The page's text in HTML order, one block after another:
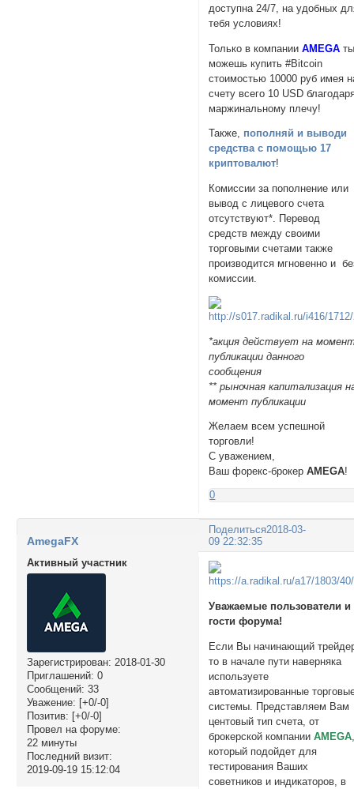
доступна 24/7, на удобных
тебя условиях!
Только в компанииAMEGA
можешь купить #Bitcoin
стоимостью 10000 руб имея
счету всего 10 USD
маржинальному плечу!
Также, пополняй и выводи
средства с помощью 17
криптовалют!
Комиссии за пополнение или
вывод с лицевого счета
отсутствуют*. Перевод
средств между своими
торговыми счетами также
производится мгновенно и
комиссии.
*акция действует на
публикации данного
сообщения
** рыночная капитализация
момент публикации
Желаем всем успешной
торговли!
С уважением,
Ваш форекс-брокерAMEGA!
0
Поделиться2018-03-
09 22:32:35
AmegaFX
Активный участник
Зарегистрирован: 2018-01-30
Приглашений: 0
Сообщений: 33
Уважение: [+0/-0]
Позитив: [+0/-0]
Провел на форуме:
22 минуты
Последний визит:
2019-09-19 15:12:04
Уважаемые пользователи и
гости форума!
Если Вы начинающий
то в начале пути наверняка
используете
автоматизированные
системы. Представляем Вам
центовый тип счета, от
брокерской компанииAMEGA
который подойдет для
тестирования Ваших
советников и индикаторов, в